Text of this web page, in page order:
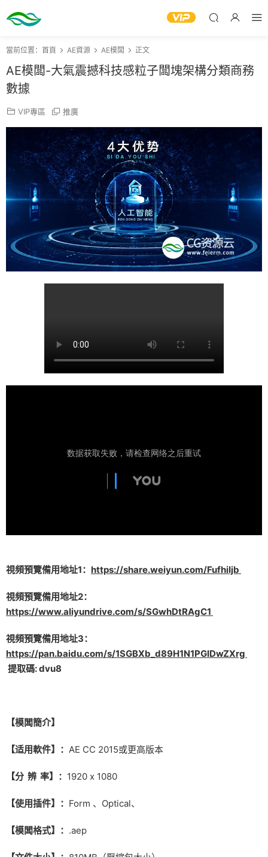
當前位置： 首頁 AE資源 AE模闆 正文
AE模闆-大氣震撼科技感粒子闆塊架構分類商務
數據
VIP專區 推廣
視頻預覽備用地址1： https://share.weiyun.com/FufhiIjb
視頻預覽備用地址2：
https://www.aliyundrive.com/s/SGwhDtRAgC1
視頻預覽備用地址3：
https://pan.baidu.com/s/1SGBXb_d89H1N1PGIDwZXrg
提取碼: dvu8
【模闆簡介】
【适用軟件】： AE CC 2015或更高版本
【分 辨 率】： 1920 x 1080
【使用插件】： Form 、Optical、
【模闆格式】： .aep